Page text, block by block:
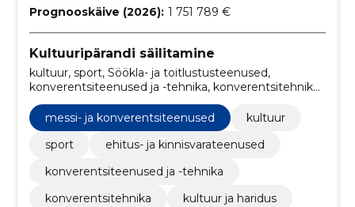
Prognooskäive (2026): 1 751 789 €
Kultuuripärandi säilitamine
kultuur, sport, Söökla- ja toitlustusteenused,
konverentsiteenused ja -tehnika, konverentsitehnika,
messi- ja konverentsiteenused, kultuuri- ja
vabaajakeskused, kultuurikeskused, vabaajakeskused,
masinad ja tööriistad
messi- ja konverentsiteenused
kultuur
sport
ehitus- ja kinnisvarateenused
konverentsiteenused ja -tehnika
konverentsitehnika
kultuur ja haridus